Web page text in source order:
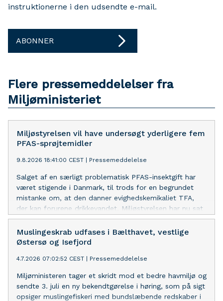
instruktionerne i den udsendte e-mail.
ABONNER
Flere pressemeddelelser fra
Miljøministeriet
Miljøstyrelsen vil have undersøgt yderligere fem
PFAS-sprøjtemidler
9.8.2026 18:41:00 CEST Pressemeddelelse
Salget af en særligt problematisk PFAS-insektgift har
været stigende i Danmark, til trods for en begrundet
mistanke om, at den danner evighedskemikaliet TFA,
der kan forurene drikkevandet. Miljøstyrelsen har nu sat
penge af til nyt forskningsprojekt, der skal slå fast, om
giften forurener drikkevandet.
Muslingeskrab udfases i Bælthavet, vestlige
Østersø og Isefjord
4.7.2026 07:02:52 CEST Pressemeddelelse
Miljøministeren tager et skridt mod et bedre havmiljø og
sendte 3. juli en ny bekendtgørelse i høring, som på sigt
opsiger muslingefiskeri med bundslæbende redskaber i